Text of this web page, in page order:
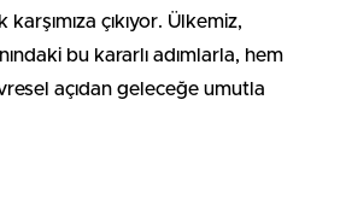
çıkıyor. Ülkemiz,
bu kararlı adımlarla, hem
açıdan geleceğe umutla